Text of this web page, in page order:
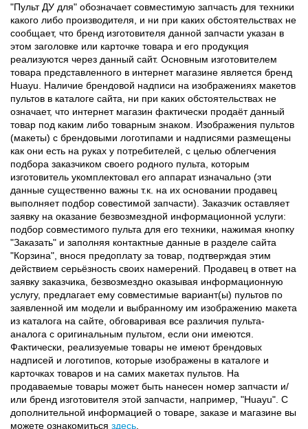
"Пульт ДУ для" обозначает совместимую запчасть для техники
какого либо производителя, и ни при каких обстоятельствах не
сообщает, что бренд изготовителя данной запчасти указан в
этом заголовке или карточке товара и его продукция
реализуются через данный сайт. Основным изготовителем
товара представленного в интернет магазине является бренд
Huayu. Наличие брендовой надписи на изображениях макетов
пультов в каталоге сайта, ни при каких обстоятельствах не
означает, что интернет магазин фактически продаёт данный
товар под каким либо товарным знаком. Изображения пультов
(макеты) с брендовыми логотипами и надписями размещены
как они есть на руках у потребителей, с целью облегчения
подбора заказчиком своего родного пульта, которым
изготовитель укомплектовал его аппарат изначально (эти
данные существенно важны т.к. на их основании продавец
выполняет подбор совестимой запчасти). Заказчик оставляет
заявку на оказание безвозмездной информационной услуги:
подбор совместимого пульта для его техники, нажимая кнопку
"Заказать" и заполняя контактные данные в разделе сайта
"Корзина", внося предоплату за товар, подтверждая этим
действием серьёзность своих намерений. Продавец в ответ на
заявку заказчика, безвозмездно оказывая информационную
услугу, предлагает ему совместимые вариант(ы) пультов по
заявленной им модели и выбранному им изображению макета
из каталога на сайте, обговаривая все различия пульта-
аналога с оригинальным пультом, если они имеются.
Фактически, реализуемые товары не имеют брендовых
надписей и логотипов, которые изображены в каталоге и
карточках товаров и на самих макетах пультов. На
продаваемые товары может быть нанесен номер запчасти и/
или бренд изготовителя этой запчасти, например, "Huayu". С
дополнительной информацией о товаре, заказе и магазине вы
можете ознакомиться здесь